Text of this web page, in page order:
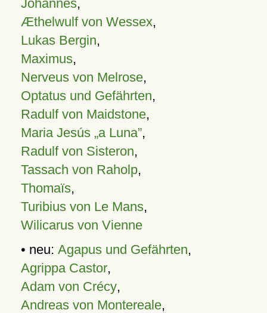
Johannes,
Æthelwulf von Wessex,
Lukas Bergin,
Maximus,
Nerveus von Melrose,
Optatus und Gefährten,
Radulf von Maidstone,
Maria Jesús „a Luna”,
Radulf von Sisteron,
Tassach von Raholp,
Thomaïs,
Turibius von Le Mans,
Wilicarus von Vienne
• neu: Agapus und Gefährten,
Agrippa Castor,
Adam von Crécy,
Andreas von Montereale,